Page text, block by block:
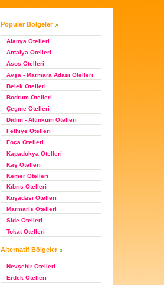
Popüler Bölgeler
Alanya Otelleri
Antalya Otelleri
Asos Otelleri
Avşa - Marmara Adası Otelleri
Belek Otelleri
Bodrum Otelleri
Çeşme Otelleri
Didim - Altınkum Otelleri
Fethiye Otelleri
Foça Otelleri
Kapadokya Otelleri
Kaş Otelleri
Kemer Otelleri
Kıbrıs Otelleri
Kuşadası Otelleri
Marmaris Otelleri
Side Otelleri
Tokat Otelleri
Alternatif Bölgeler
Nevşehir Otelleri
Erdek Otelleri